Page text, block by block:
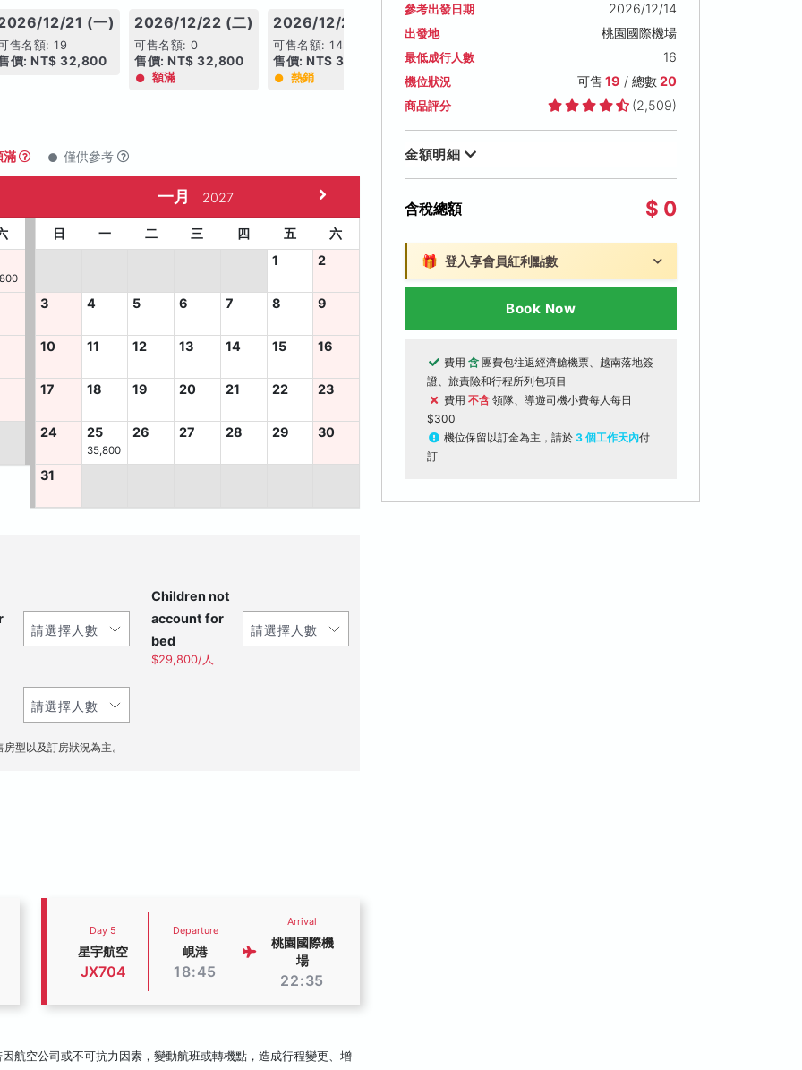
12/21 (一)
售名額: 19
價: NT$ 32,800
2026/12/22 (二)
可售名額: 0
售價: NT$ 32,800
額滿
2026/12/23 (三)
可售名額: 14
售價: NT$ 34,800
熱銷
2026/12/28 (一)
售價: NT$ 34,800
2027/01/25 (一)
熱銷
滿 僅供參考
一月 2027
日 一 二 三 四 五
六
1
2
3 4 5 6 7 8 9
10 11 12 13 14 15 16
17 18 19 20 21 22 23
24 25
35,800
26 27 28 29 30
31
Children not
account for
bed
$29,800/人
型以及訂房狀況為主。
Day 5
星宇航空
JX704
Departure
峴港
18:45
Arrival
桃園國際機
場
22:35
航空公司或不可抗力因素，變動航班或轉機點，造成行程變更、增
參考出發日期 2026/12/14
出發地 桃園國際機場
最低成行人數 16
機位狀況 可售 19 / 總數20
商品評分 (2,509)
金額明細
含稅總額 $ 0
🎁 登入享會員紅利點數
Book Now
費用 含 團費包往返經濟艙機票、越南落地簽
證、旅責險和行程所列包項目
費用 不含 領隊、導遊司機小費每人每日
$300
機位保留以訂金為主，請於 3 個工作天內付
訂